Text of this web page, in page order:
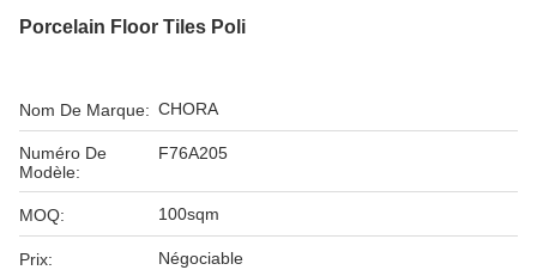
Porcelain Floor Tiles Poli
Nom De Marque: CHORA
Numéro De
Modèle:
F76A205
MOQ: 100sqm
Prix: Négociable